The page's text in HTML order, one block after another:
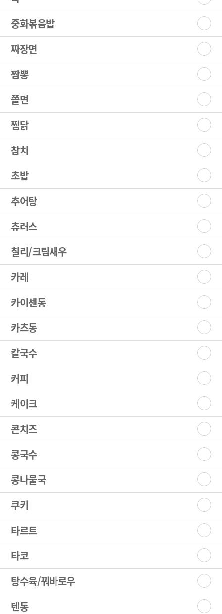
중화볶음밥
짜장면
짬뽕
쫄면
찜닭
참치
초밥
추어탕
츄러스
칠리/크림새우
카레
카이센동
카츠동
칼국수
커피
케이크
콘치즈
콩국수
콩나물국
쿠키
타르트
타코
탕수육/꿔바로우
텐동